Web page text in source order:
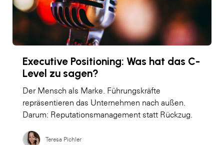
Executive Positioning: Was hat das C-
Level zu sagen?
Der Mensch als Marke. Führungskräfte
repräsentieren das Unternehmen nach außen.
Darum: Reputationsmanagement statt Rückzug.
Teresa Pichler